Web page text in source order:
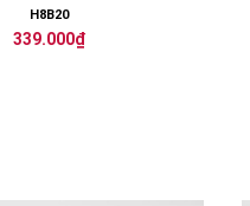
H8B20
339.000₫